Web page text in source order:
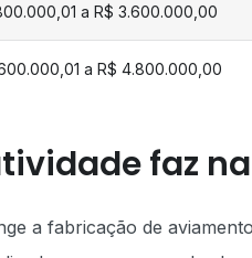
a R$ 3.600.000,00
a R$ 4.800.000,00
faz
a fabricação de